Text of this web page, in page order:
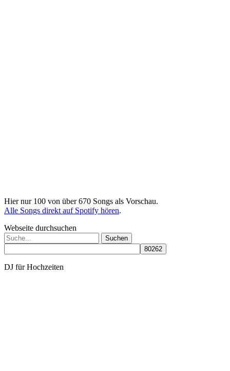
Hier nur 100 von über 670 Songs als Vorschau.
Alle Songs direkt auf Spotify hören.
Webseite durchsuchen
Suchen
nach:
DJ für Hochzeiten